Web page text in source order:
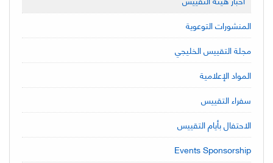
المنشورات التوعوية
مجلة التقييس الخليجي
المواد الإعلامية
سفراء التقييس
الاحتفال بأيام التقييس
Events Sponsorship